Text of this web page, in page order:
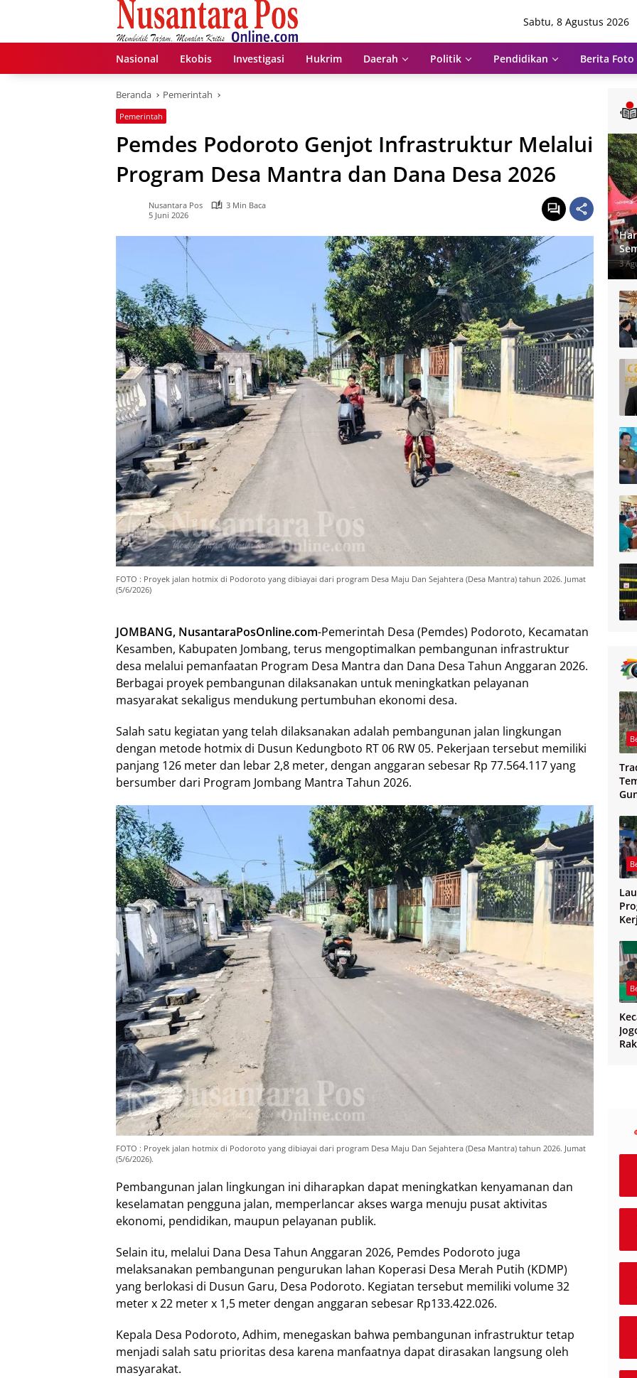
Sabtu, 8 Agustus 2026
Nasional Ekobis Investigasi Hukrim Daerah Politik Pendidikan Berita Foto
Beranda Pemerintah
Pemerintah
Pemdes Podoroto Genjot Infrastruktur Melalui
Program Desa Mantra dan Dana Desa 2026
Nusantara Pos
3 Min Baca
5 Juni 2026
FOTO : Proyek jalan hotmix di Podoroto yang dibiayai dari program Desa Maju Dan Sejahtera (Desa Mantra) tahun 2026. Jumat
(5/6/2026)
JOMBANG, NusantaraPosOnline.com-Pemerintah Desa (Pemdes) Podoroto, Kecamatan
Kesamben, Kabupaten Jombang, terus mengoptimalkan pembangunan infrastruktur
desa melalui pemanfaatan Program Desa Mantra dan Dana Desa Tahun Anggaran 2026.
Berbagai proyek pembangunan dilaksanakan untuk meningkatkan pelayanan
masyarakat sekaligus mendukung pertumbuhan ekonomi desa.
Salah satu kegiatan yang telah dilaksanakan adalah pembangunan jalan lingkungan
dengan metode hotmix di Dusun Kedungboto RT 06 RW 05. Pekerjaan tersebut memiliki
panjang 126 meter dan lebar 2,8 meter, dengan anggaran sebesar Rp 77.564.117 yang
bersumber dari Program Jombang Mantra Tahun 2026.
FOTO : Proyek jalan hotmix di Podoroto yang dibiayai dari program Desa Maju Dan Sejahtera (Desa Mantra) tahun 2026. Jumat
(5/6/2026).
Pembangunan jalan lingkungan ini diharapkan dapat meningkatkan kenyamanan dan
keselamatan pengguna jalan, memperlancar akses warga menuju pusat aktivitas
ekonomi, pendidikan, maupun pelayanan publik.
Selain itu, melalui Dana Desa Tahun Anggaran 2026, Pemdes Podoroto juga
melaksanakan pembangunan pengurukan lahan Koperasi Desa Merah Putih (KDMP)
yang berlokasi di Dusun Garu, Desa Podoroto. Kegiatan tersebut memiliki volume 32
meter x 22 meter x 1,5 meter dengan anggaran sebesar Rp133.422.026.
Kepala Desa Podoroto, Adhim, menegaskan bahwa pembangunan infrastruktur tetap
menjadi salah satu prioritas desa karena manfaatnya dapat dirasakan langsung oleh
masyarakat.
3